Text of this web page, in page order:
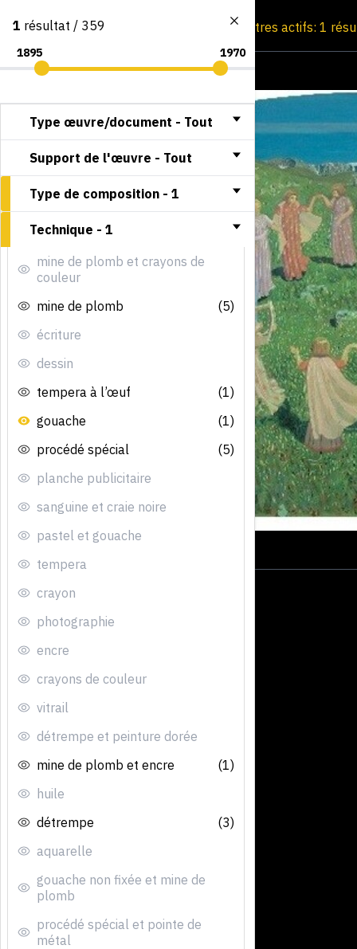
Consultation par image Filtres actifs: 1
1 résultat / 359
Type œuvre/document - Tout
Support de l'œuvre - Tout
Type de composition - 1
Technique - 1
mine de plomb et crayons de
couleur
mine de plomb
(5)
écriture
dessin
tempera à l’œuf
(1)
gouache
(1)
procédé spécial
(5)
planche publicitaire
sanguine et craie noire
pastel et gouache
tempera
crayon
photographie
encre
crayons de couleur
vitrail
détrempe et peinture dorée
mine de plomb et encre
(1)
huile
détrempe
(3)
aquarelle
gouache non fixée et mine de
plomb
procédé spécial et pointe de
métal